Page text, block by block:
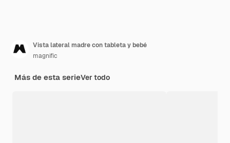
Vista lateral madre con tableta y bebé
magnific
Más de esta serieVer todo